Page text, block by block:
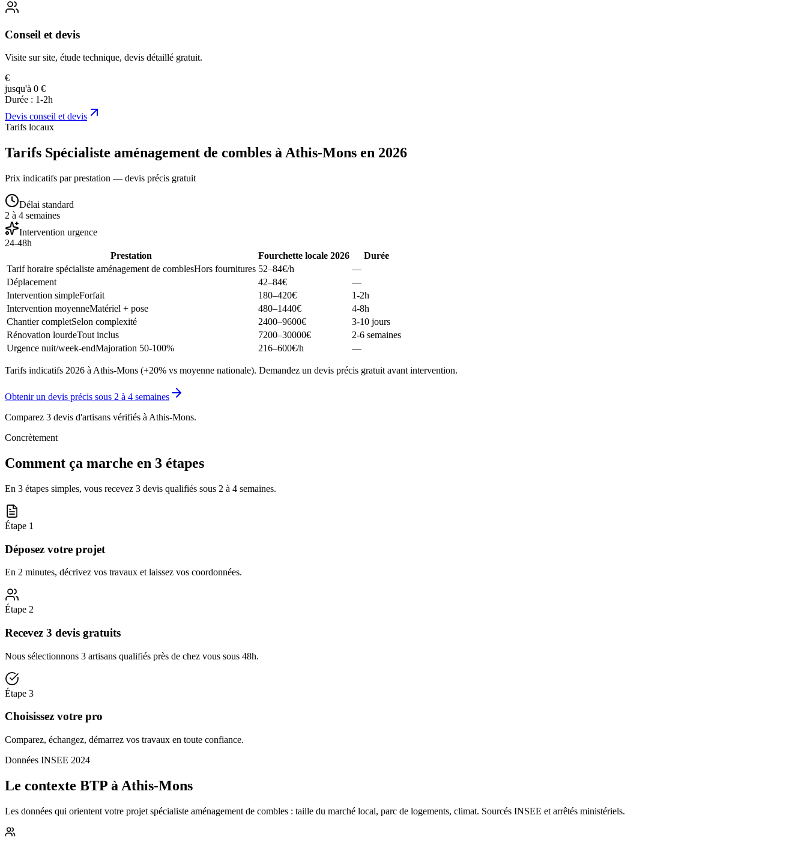
Conseil et devis
Visite sur site, étude technique, devis détaillé gratuit.
€
jusqu'à 0 €
Durée : 1-2h
Devis conseil et devis
Tarifs locaux
Tarifs Spécialiste aménagement de combles à Athis-Mons en 2026
Prix indicatifs par prestation — devis précis gratuit
Délai standard
2 à 4 semaines
Intervention urgence
24-48h
Prestation
Fourchette locale 2026
Durée
Tarif horaire spécialiste aménagement de comblesHors fournitures 52–84€/h
—
Déplacement
42–84€
—
Intervention simpleForfait 180–420€
1-2h
Intervention moyenneMatériel + pose 480–1440€
4-8h
Chantier completSelon complexité 2400–9600€
3-10 jours
Rénovation lourdeTout inclus 7200–30000€
2-6 semaines
Urgence nuit/week-endMajoration 50-100% 216–600€/h —
Tarifs indicatifs 2026 à Athis-Mons (+20% vs moyenne nationale). Demandez un devis précis gratuit avant intervention.
Obtenir un devis précis sous 2 à 4 semaines
Comparez 3 devis d'artisans vérifiés à Athis-Mons.
Concrètement
Comment ça marche en 3 étapes
En 3 étapes simples, vous recevez 3 devis qualifiés sous 2 à 4 semaines.
Étape 1
Déposez votre projet
En 2 minutes, décrivez vos travaux et laissez vos coordonnées.
Étape 2
Recevez 3 devis gratuits
Nous sélectionnons 3 artisans qualifiés près de chez vous sous 48h.
Étape 3
Choisissez votre pro
Comparez, échangez, démarrez vos travaux en toute confiance.
Données INSEE 2024
Le contexte BTP à Athis-Mons
Les données qui orientent votre projet spécialiste aménagement de combles : taille du marché local, parc de logements, climat. Sourcés INSEE et arrêtés ministériels.